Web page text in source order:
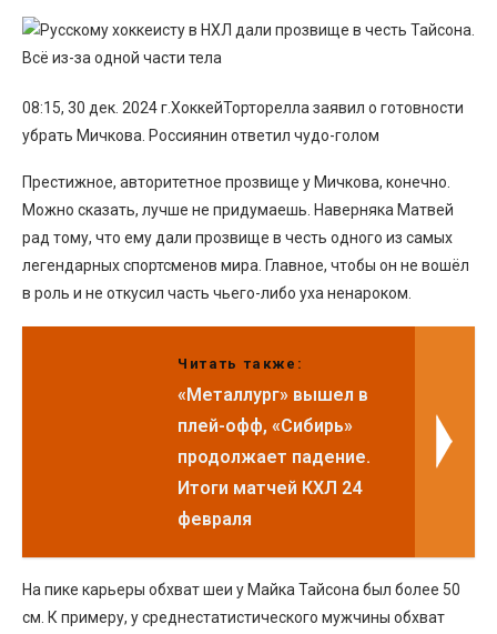
08:15, 30 дек. 2024 г.ХоккейТорторелла заявил о готовности
убрать Мичкова. Россиянин ответил чудо-голом
Престижное, авторитетное прозвище у Мичкова, конечно.
Можно сказать, лучше не придумаешь. Наверняка Матвей
рад тому, что ему дали прозвище в честь одного из самых
легендарных спортсменов мира. Главное, чтобы он не вошёл
в роль и не откусил часть чьего-либо уха ненароком.
Читать также:
«Металлург» вышел в
плей-офф, «Сибирь»
продолжает падение.
Итоги матчей КХЛ 24
февраля
На пике карьеры обхват шеи у Майка Тайсона был более 50
см. К примеру, у среднестатистического мужчины обхват